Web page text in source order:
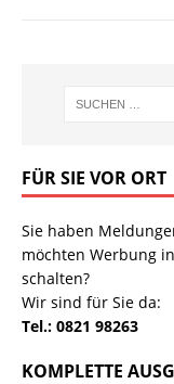
FÜR SIE VOR ORT
Sie haben
möchten Werbung
schalten?
Wir sind für Sie da:
Tel.: 0821 98263
KOMPLETTE